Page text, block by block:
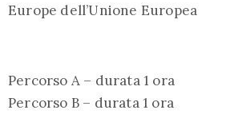
Europe dell’Unione Europea
Percorso A – durata 1 ora
Percorso B – durata 1 ora